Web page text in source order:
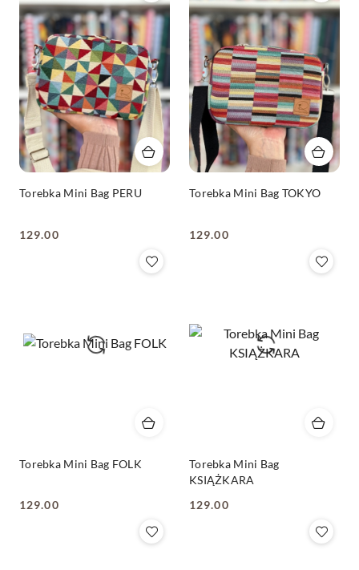
Torebka Mini Bag PERU
Cena:
129.00
Torebka Mini Bag TOKYO
Cena:
129.00
Torebka Mini Bag FOLK
Cena:
129.00
Torebka Mini Bag
KSIĄŻKARA
Cena:
129.00